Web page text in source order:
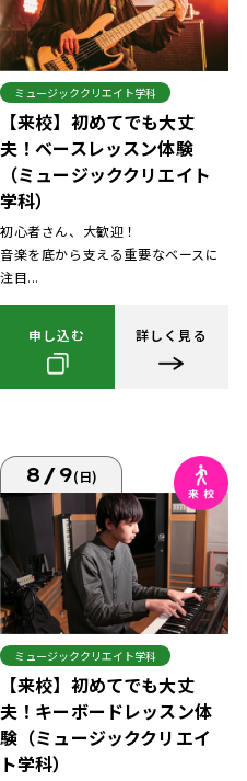
ミュージッククリエイト学科
【来校】初めてでも大丈
夫！ベースレッスン体験
（ミュージッククリエイト
学科）
初心者さん、大歓迎！
音楽を底から支える重要なベースに
注目...
申し込む 詳しく見る
8/9(日)
ミュージッククリエイト学科
【来校】初めてでも大丈
夫！キーボードレッスン体
験（ミュージッククリエイ
ト学科）